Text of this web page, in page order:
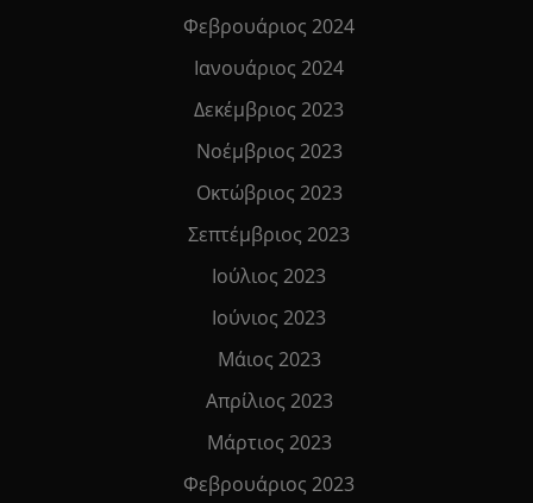
Φεβρουάριος 2024
Ιανουάριος 2024
Δεκέμβριος 2023
Νοέμβριος 2023
Οκτώβριος 2023
Σεπτέμβριος 2023
Ιούλιος 2023
Ιούνιος 2023
Μάιος 2023
Απρίλιος 2023
Μάρτιος 2023
Φεβρουάριος 2023